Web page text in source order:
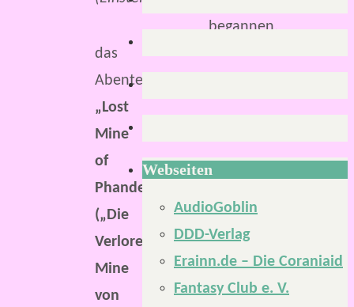
begannen,
das
Abenteuer
„Lost
Mine
of
Phandelver“
(„Die
Verlorene
Mine
von
Webseiten
AudioGoblin
DDD-Verlag
Erainn.de – Die Coraniaid
Fantasy Club e. V.